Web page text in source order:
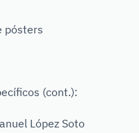
pósters
(cont.):
López Soto